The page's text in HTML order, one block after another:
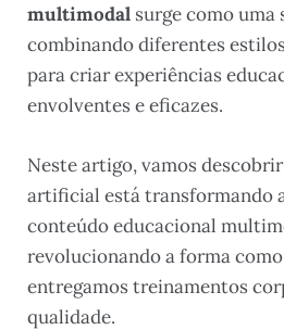
multimodal surge como
combinando diferentes
para criar experiências
envolventes e eficazes.
Neste artigo, vamos
artificial está transformando
conteúdo educacional
revolucionando a forma
entregamos treinamentos
qualidade.